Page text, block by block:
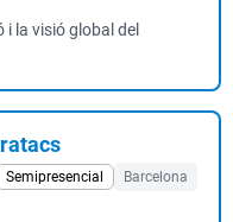
la visió global del
Semipresencial
Barcelona